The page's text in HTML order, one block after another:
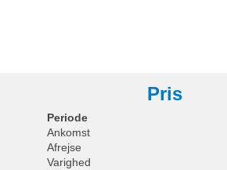
Pris
Periode
Ankomst
Afrejse
Varighed